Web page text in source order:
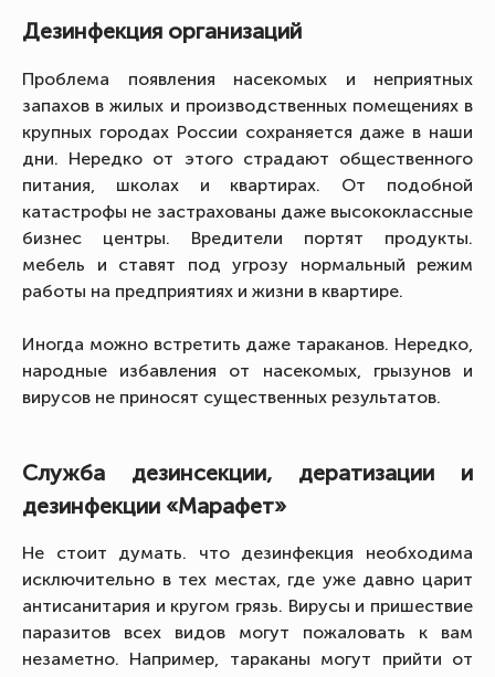
Дезинфекция организаций
Проблема появления насекомых и неприятных
запахов в жилых и производственных помещениях в
крупных городах России сохраняется даже в наши
дни. Нередко от этого страдают общественного
питания, школах и квартирах. От подобной
катастрофы не застрахованы даже высококлассные
бизнес центры. Вредители портят продукты.
мебель и ставят под угрозу нормальный режим
работы на предприятиях и жизни в квартире.
Иногда можно встретить даже тараканов. Нередко,
народные избавления от насекомых, грызунов и
вирусов не приносят существенных результатов.
Служба дезинсекции, дератизации и
дезинфекции «Марафет»
Не стоит думать. что дезинфекция необходима
исключительно в тех местах, где уже давно царит
антисанитария и кругом грязь. Вирусы и пришествие
паразитов всех видов могут пожаловать к вам
незаметно. Например, тараканы могут прийти от